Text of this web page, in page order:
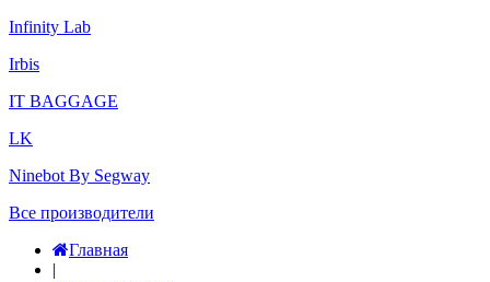
Infinity Lab
Irbis
IT BAGGAGE
LK
Ninebot By Segway
Все производители
Главная
|